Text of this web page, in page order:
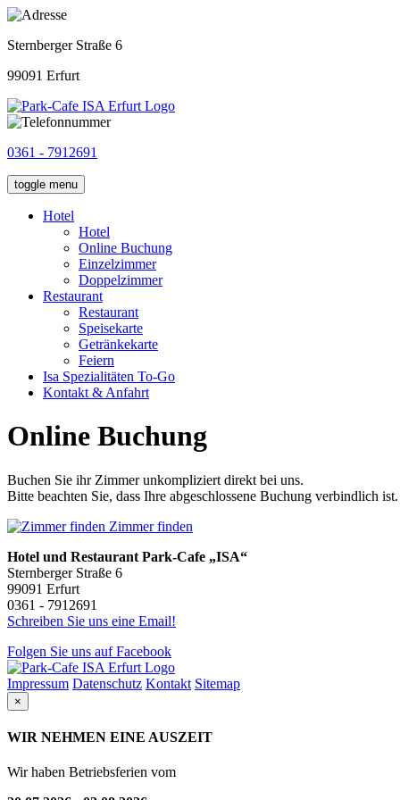
Sternberger Straße 6
99091 Erfurt
0361 - 7912691
toggle menu
Hotel
Hotel
Online Buchung
Einzelzimmer
Doppelzimmer
Restaurant
Restaurant
Speisekarte
Getränkekarte
Feiern
Isa Spezialitäten To-Go
Kontakt & Anfahrt
Online Buchung
Buchen Sie ihr Zimmer unkompliziert direkt bei uns.
Bitte beachten Sie, dass Ihre abgeschlossene Buchung verbindlich ist.
Zimmer finden
Hotel und Restaurant Park-Cafe „ISA“
Sternberger Straße 6
99091 Erfurt
0361 - 7912691
Schreiben Sie uns eine Email!
Folgen Sie uns auf Facebook
Impressum Datenschutz Kontakt Sitemap
×
WIR NEHMEN EINE AUSZEIT
Wir haben Betriebsferien vom